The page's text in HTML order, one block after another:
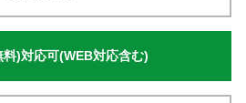
)対応可(WEB対応含む)